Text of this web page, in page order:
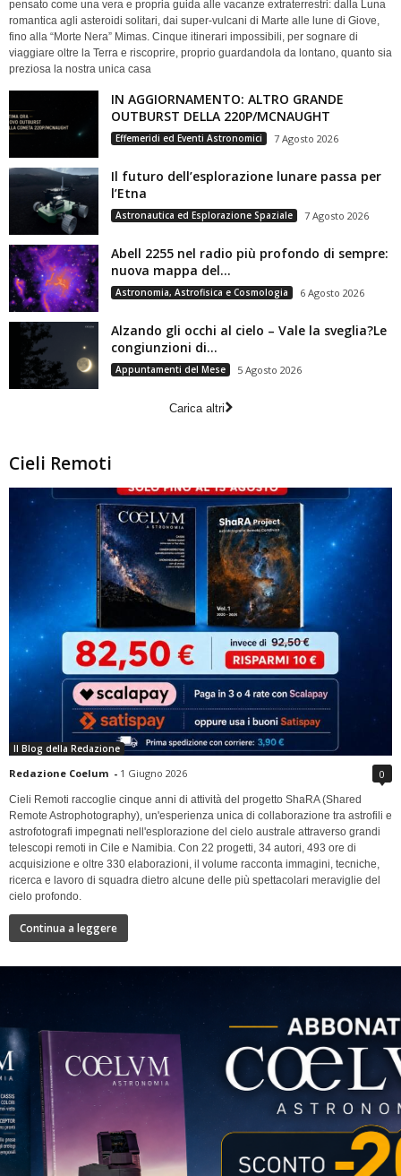
pensato come una vera e propria guida alle vacanze extraterrestri: dalla Luna
romantica agli asteroidi solitari, dai super-vulcani di Marte alle lune di Giove,
fino alla “Morte Nera” Mimas. Cinque itinerari impossibili, per sognare di
viaggiare oltre la Terra e riscoprire, proprio guardandola da lontano, quanto sia
preziosa la nostra unica casa
IN AGGIORNAMENTO: ALTRO GRANDE
OUTBURST DELLA 220P/MCNAUGHT
Effemeridi ed Eventi Astronomici 7 Agosto 2026
Il futuro dell’esplorazione lunare passa per
l’Etna
Astronautica ed Esplorazione Spaziale 7 Agosto 2026
Abell 2255 nel radio più profondo di sempre:
nuova mappa del...
Astronomia, Astrofisica e Cosmologia 6 Agosto 2026
Alzando gli occhi al cielo – Vale la sveglia?Le
congiunzioni di...
Appuntamenti del Mese 5 Agosto 2026
Carica altri
Cieli Remoti
Il Blog della Redazione
Redazione Coelum - 1 Giugno 2026 0
Cieli Remoti raccoglie cinque anni di attività del progetto ShaRA (Shared
Remote Astrophotography), un'esperienza unica di collaborazione tra astrofili e
astrofotografi impegnati nell'esplorazione del cielo australe attraverso grandi
telescopi remoti in Cile e Namibia. Con 22 progetti, 34 autori, 493 ore di
acquisizione e oltre 330 elaborazioni, il volume racconta immagini, tecniche,
ricerca e lavoro di squadra dietro alcune delle più spettacolari meraviglie del
cielo profondo.
Continua a leggere